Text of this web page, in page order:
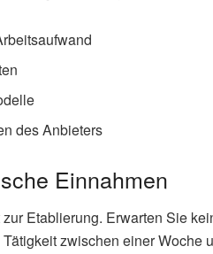
des Anbieters
Einnahmen
Etablierung. Erwarten Sie
zwischen einer Woche